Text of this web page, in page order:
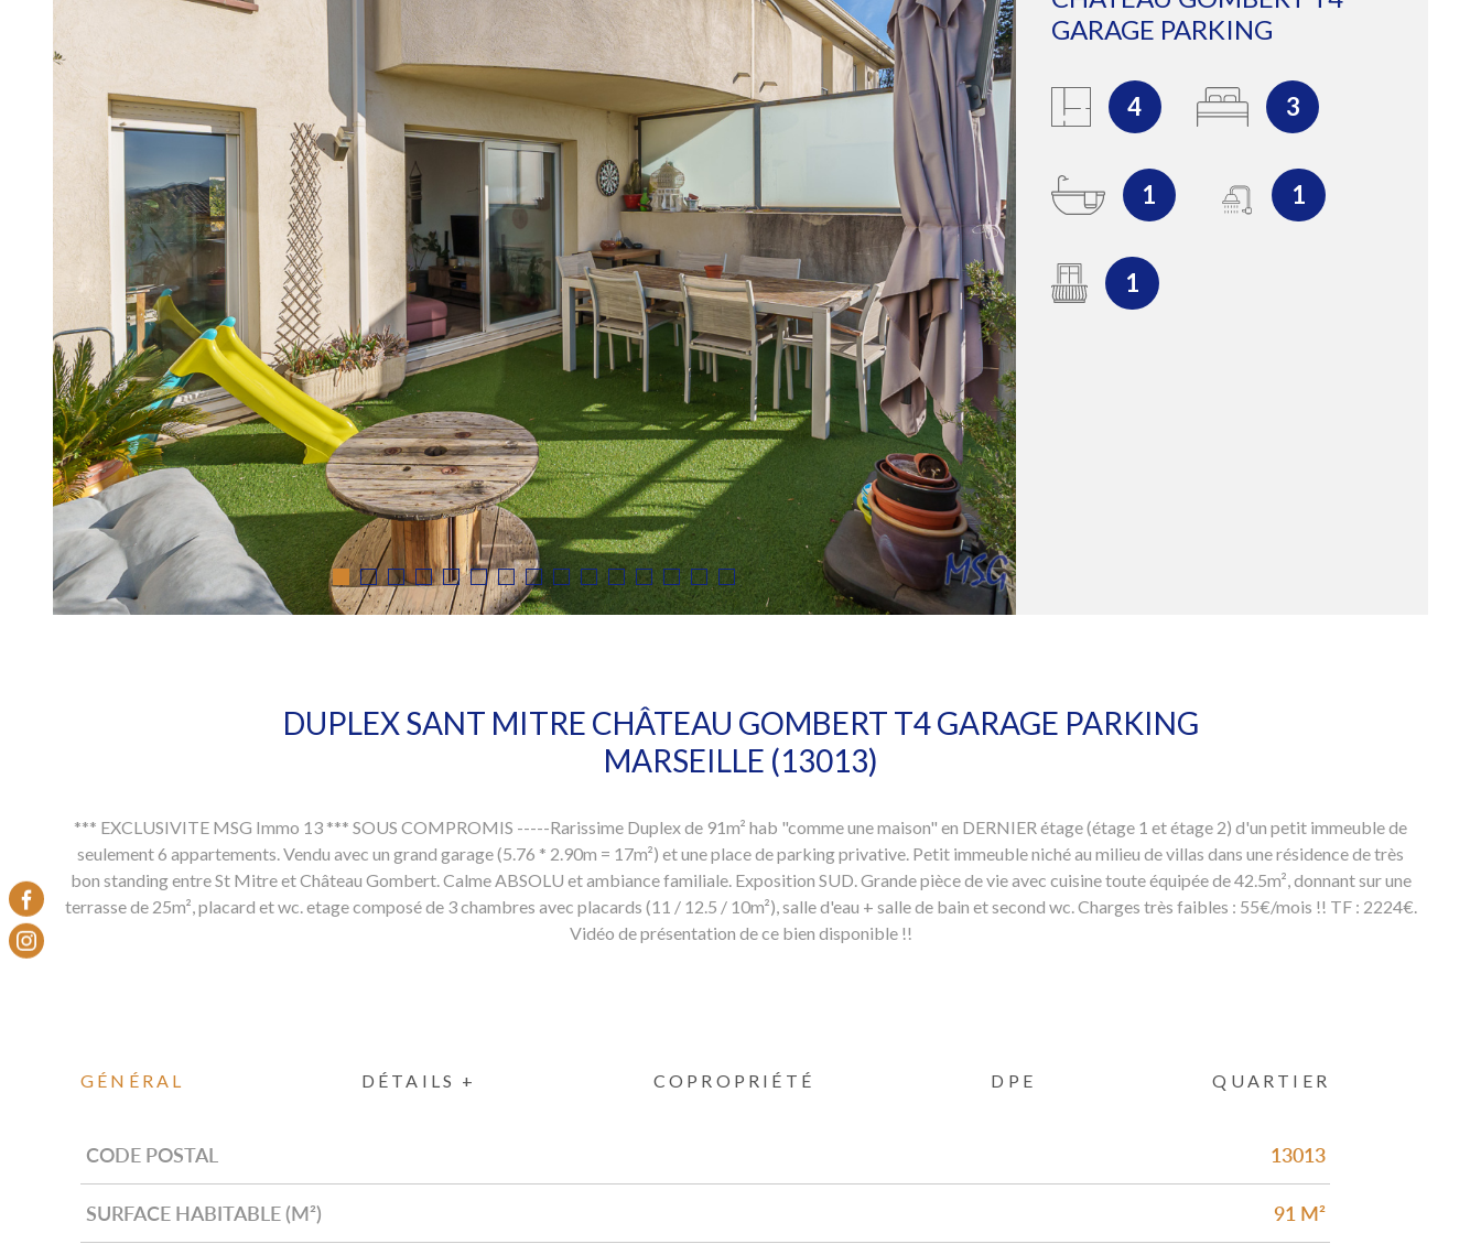
CONTACT
GARAGE PARKING
4 3
1 1
1
DUPLEX SANT MITRE CHÂTEAU GOMBERT T4 GARAGE PARKING
MARSEILLE (13013)
*** EXCLUSIVITE MSG Immo 13 *** SOUS COMPROMIS -----Rarissime Duplex de 91m² hab "comme une maison" en DERNIER étage (étage 1 et étage 2) d'un petit immeuble de
seulement 6 appartements. Vendu avec un grand garage (5.76 * 2.90m = 17m²) et une place de parking privative. Petit immeuble niché au milieu de villas dans une résidence de très
bon standing entre St Mitre et Château Gombert. Calme ABSOLU et ambiance familiale. Exposition SUD. Grande pièce de vie avec cuisine toute équipée de 42.5m², donnant sur une
terrasse de 25m², placard et wc. etage composé de 3 chambres avec placards (11 / 12.5 / 10m²), salle d'eau + salle de bain et second wc. Charges très faibles : 55€/mois !! TF : 2224€.
Vidéo de présentation de ce bien disponible !!
GÉNÉRAL DÉTAILS + COPROPRIÉTÉ DPE QUARTIER
Caractérisque Valeurs
CODE POSTAL 13013
SURFACE HABITABLE (M²) 91 M²